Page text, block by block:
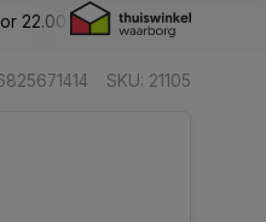
22.00 uur besteld,vandaag
SKU: 21105